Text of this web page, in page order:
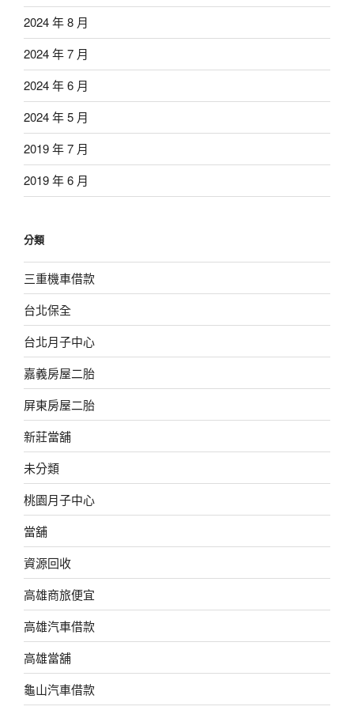
2024 年 8 月
2024 年 7 月
2024 年 6 月
2024 年 5 月
2019 年 7 月
2019 年 6 月
分類
三重機車借款
台北保全
台北月子中心
嘉義房屋二胎
屏東房屋二胎
新莊當舖
未分類
桃園月子中心
當舖
資源回收
高雄商旅便宜
高雄汽車借款
高雄當舖
龜山汽車借款